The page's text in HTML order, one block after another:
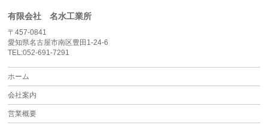
有限会社 名水工業所
〒457-0841
愛知県名古屋市南区豊田1-24-6
TEL:052-691-7291
ホーム
会社案内
営業概要